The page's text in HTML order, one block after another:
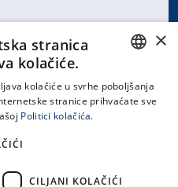
CROATIAN
×
stranica
kolačiće.
kolačiće u svrhe poboljšanja
stranice prihvaćate sve
Politici kolačića.
CILJANI KOLAČIĆI